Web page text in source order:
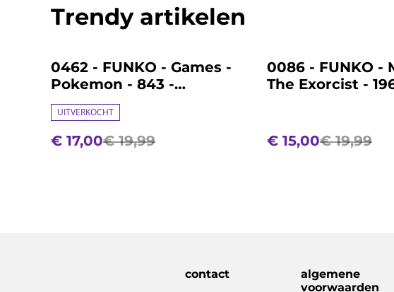
Trendy artikelen
%
0462 - FUNKO - Games -
Pokemon - 843 -
Charizard
UITVERKOCHT
€ 17,00€ 19,99
%
0086 - FUNKO -
The Exorcist -
€ 15,00€ 19,99
contact
algemene
voorwaarden